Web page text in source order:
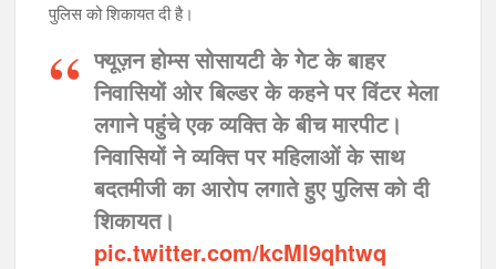
पुलिस को शिकायत दी है।
फ्यूज़न होम्स सोसायटी के गेट के बाहर
निवासियों ओर बिल्डर के कहने पर विंटर मेला
लगाने पहुंचे एक व्यक्ति के बीच मारपीट।
निवासियों ने व्यक्ति पर महिलाओं के साथ
बदतमीजी का आरोप लगाते हुए पुलिस को दी
शिकायत।
pic.twitter.com/kcMl9qhtwq